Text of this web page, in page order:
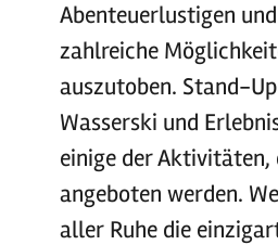
Abenteuerlustigen
zahlreiche
auszutoben. Stand-
Wasserski und
einige der Aktivitäten,
angeboten werden.
aller Ruhe die